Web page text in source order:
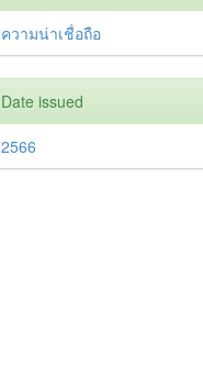
ความน่าเชื่อถือ
Date issued
2566